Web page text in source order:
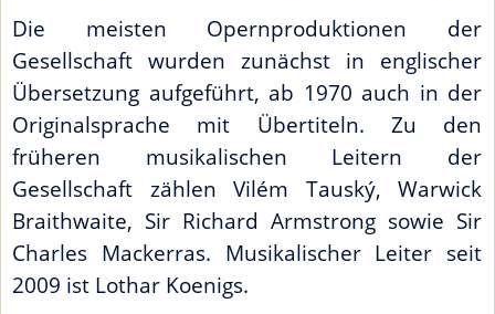
Die meisten Opernproduktionen der
Gesellschaft wurden zunächst in englischer
Übersetzung aufgeführt, ab 1970 auch in der
Originalsprache mit Übertiteln. Zu den
früheren musikalischen Leitern der
Gesellschaft zählen Vilém Tauský, Warwick
Braithwaite, Sir Richard Armstrong sowie Sir
Charles Mackerras. Musikalischer Leiter seit
2009 ist Lothar Koenigs.